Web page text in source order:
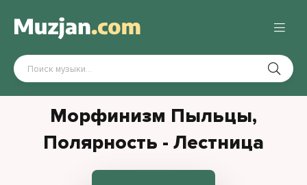
Морфинизм Пыльцы,
Полярность - Лестница